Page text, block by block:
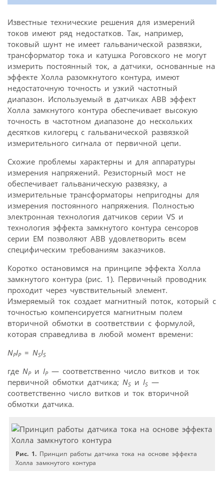
Известные технические решения для измерений
токов имеют ряд недостатков. Так, например,
токовый шунт не имеет гальванической развязки,
трансформатор тока и катушка Роговского не могут
измерить постоянный ток, а датчики, основанные на
эффекте Холла разомкнутого контура, имеют
недостаточную точность и узкий частотный
диапазон. Используемый в датчиках АВВ эффект
Холла замкнутого контура обеспечивает высокую
точность в частотном диапазоне до нескольких
десятков килогерц с гальванической развязкой
измерительного сигнала от первичной цепи.
Схожие проблемы характерны и для аппаратуры
измерения напряжений. Резисторный мост не
обеспечивает гальваническую развязку, а
измерительные трансформаторы непригодны для
измерения постоянного напряжения. Полностью
электронная технология датчиков серии VS и
технология эффекта замкнутого контура сенсоров
серии ЕМ позволяют АВВ удовлетворить всем
специфическим требованиям заказчиков.
Коротко остановимся на принципе эффекта Холла
замкнутого контура (рис. 1). Первичный проводник
проходит через чувствительный элемент.
Измеряемый ток создает магнитный поток, который с
точностью компенсируется магнитным полем
вторичной обмотки в соответствии с формулой,
которая справедлива в любой момент времени:
NPIP = NSIS
где NPи IP— соответственно число витков и ток
первичной обмотки датчика; NS и IS —
соответственно число витков и ток вторичной
обмотки датчика.
Рис. 1. Принцип работы датчика тока на основе эффекта
Холла замкнутого контура